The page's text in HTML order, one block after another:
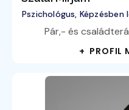
Pszichológus,
Pár,- és
+ PROFIL